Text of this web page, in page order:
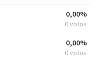
0,00%
0 votos
0,00%
0 votos